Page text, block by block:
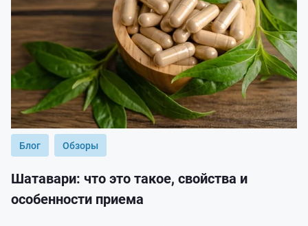
Блог Обзоры
Шатавари: что это такое, свойства и
особенности приема